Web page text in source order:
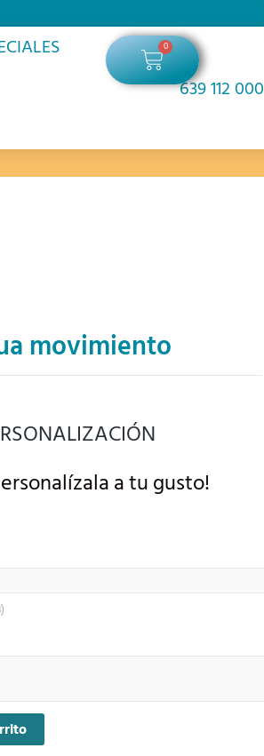
0
Carrito
639 112 000
movimiento
a tu gusto!